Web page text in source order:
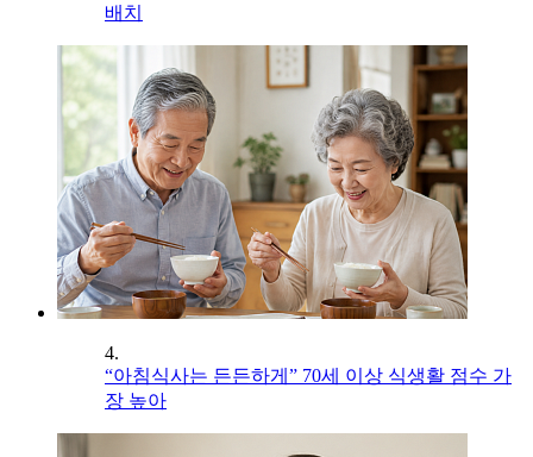
배치
4.
“아침식사는 든든하게” 70세 이상 식생활 점수 가
장 높아